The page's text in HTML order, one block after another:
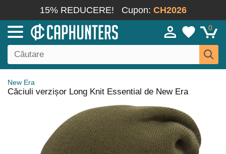
15% REDUCERE! Cupon: CH2026
0
New Era
Căciuli verzișor Long Knit Essential de New Era